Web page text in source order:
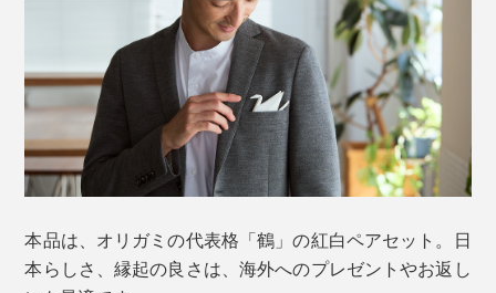
本品は、オリガミの代表格「鶴」の紅白ペアセット。日
本らしさ、縁起の良さは、海外へのプレゼントやお返し